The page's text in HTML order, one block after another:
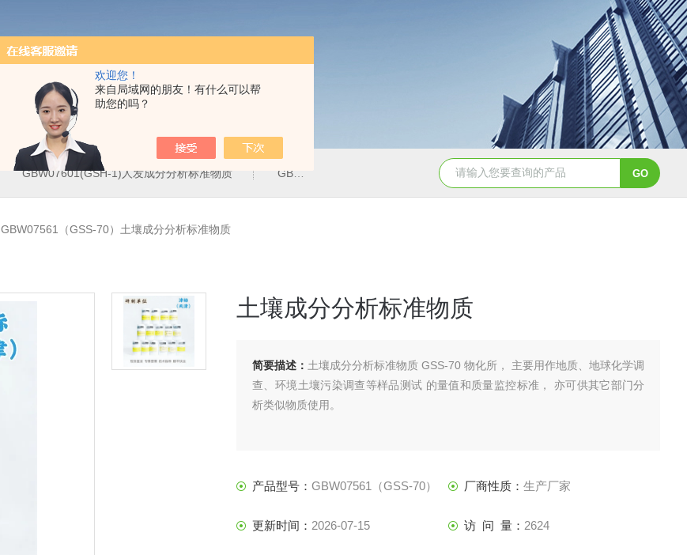
欢迎您！
来自局域网的朋友！有什么可以帮
助您的吗？
GBW07601(GSH-1)人发成分分析标准物质 GBW07342(GPt-10)铂族金属 GBW07341(GPt-9)铂族金属
GBW07561（GSS-70）土壤成分分析标准物质
土壤成分分析标准物质
简要描述： 土壤成分分析标准物质 GSS-70 物化所， 主要用作地质、地球化学调
查、环境土壤污染调查等样品测试 的量值和质量监控标准， 亦可供其它部门分
析类似物质使用。
产品型号：GBW07561（GSS-70） 厂商性质：生产厂家
更新时间： 2026-07-15 访 问 量： 2624